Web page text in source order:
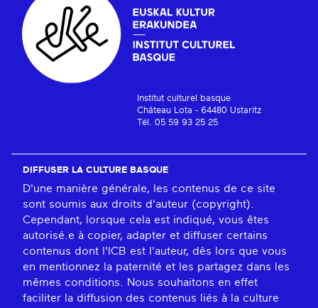
Institut culturel basque
Château Lota - 64480 Ustaritz
Tél. 05 59 93 25 25
DIFFUSER LA CULTURE BASQUE
D'une manière générale, les contenus de ce site
sont soumis aux droits d'auteur (copyright).
Cependant, lorsque cela est indiqué, vous êtes
autorisé.e à copier, adapter et diffuser certains
contenus dont l'ICB est l'auteur, dès lors que vous
en mentionnez la paternité et les partagez dans les
mêmes conditions. Nous souhaitons en effet
faciliter la diffusion des contenus liés à la culture